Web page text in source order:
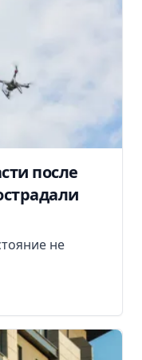
после
не